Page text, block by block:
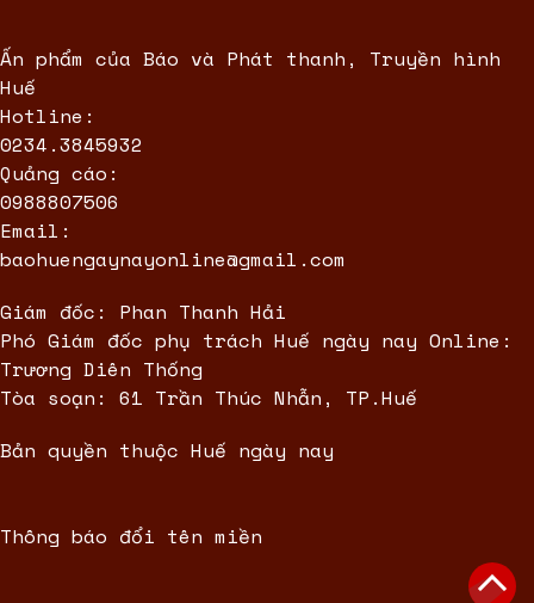
Ấn phẩm của Báo và Phát thanh, Truyền hình
Huế
Hotline:
0234.3845932
Quảng cáo:
0988807506
Email:
baohuengaynayonline@gmail.com
Giám đốc: Phan Thanh Hải
Phó Giám đốc phụ trách Huế ngày nay Online:
Trương Diên Thống
Tòa soạn: 61 Trần Thúc Nhẫn, TP.Huế
Bản quyền thuộc Huế ngày nay
Thông báo đổi tên miền